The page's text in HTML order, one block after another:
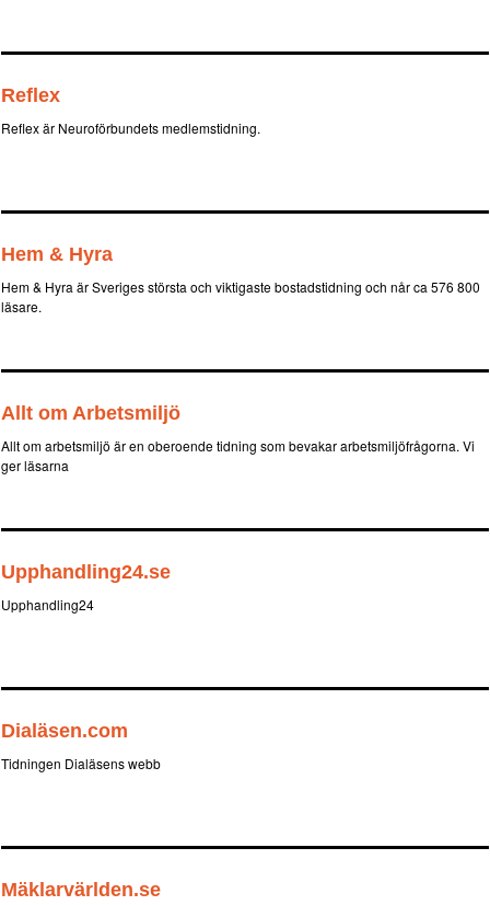
Reflex
Reflex är Neuroförbundets medlemstidning.
Hem & Hyra
Hem & Hyra är Sveriges största och viktigaste bostadstidning och når ca 576 800
läsare.
Allt om Arbetsmiljö
Allt om arbetsmiljö är en oberoende tidning som bevakar arbetsmiljöfrågorna. Vi
ger läsarna
Upphandling24.se
Upphandling24
Dialäsen.com
Tidningen Dialäsens webb
Mäklarvärlden.se